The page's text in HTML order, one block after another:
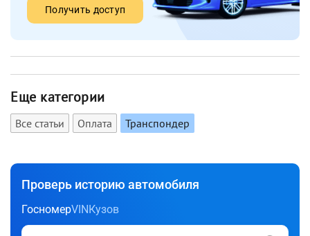
Получить доступ
Еще категории
Все статьи Оплата Транспондер
Проверь историю автомобиля
ГосномерVINКузов